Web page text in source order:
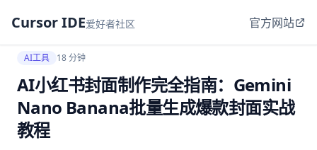
Cursor IDE爱好者社区 官方网站
AI工具 18 分钟
AI小红书封面制作完全指南：Gemini
Nano Banana批量生成爆款封面实战
教程